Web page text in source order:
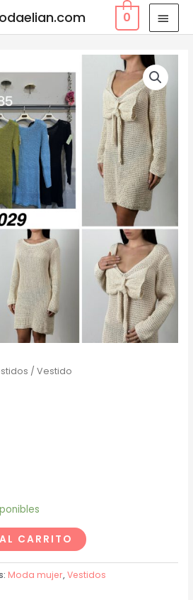
0
/ Vestido
CARRITO
Moda mujer,Vestidos